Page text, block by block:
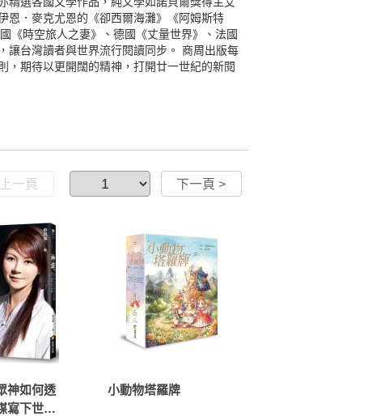
恩．麥克尤恩的《卻西爾海灘》《阿姆斯特
《時空旅人之妻》、德國《丈量世界》、法國
讓台灣讀者與世界流行閱讀同步。 商周出版每
，期待以更開闊的精神，打開廿一世紀的新閱
一頁 下一頁 >
神如何透
寫下世間
小動物塔羅牌